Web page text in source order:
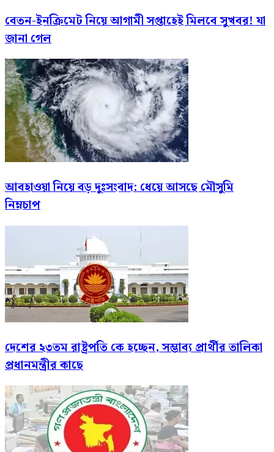
বেতন-ইনক্রিমেট নিয়ে আগামী সপ্তাহেই মিলবে সুখবর! যা
জানা গেল
আবহাওয়া নিয়ে বড় দুঃসংবাদ: ধেয়ে আসছে মৌসুমি
নিম্নচাপ
দেশের ২৩তম রাষ্ট্রপতি কে হচ্ছেন, সম্ভাব্য প্রার্থীর তালিকা
প্রধানমন্ত্রীর কাছে